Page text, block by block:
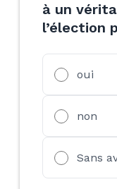
à un
l’élection
oui
non
Sans